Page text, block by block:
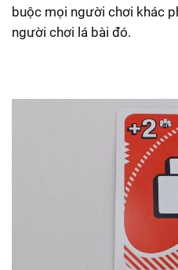
buộc mọi người chơi khác
người chơi lá bài đó.